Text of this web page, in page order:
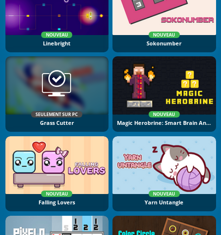
NOUVEAU
Linebright
NOUVEAU
Sokonumber
SEULEMENT SUR PC
Grass Cutter
NOUVEAU
Magic Herobrine: Smart Brain And Puzzle Quest
NOUVEAU
Falling Lovers
NOUVEAU
Yarn Untangle